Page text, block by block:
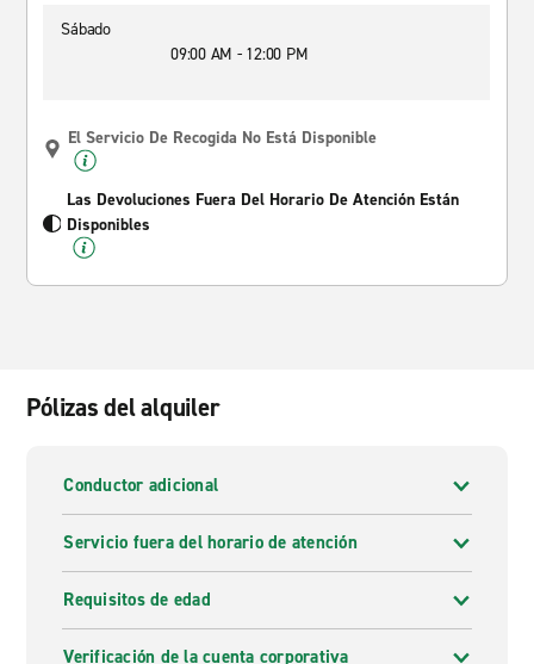
Sábado
09:00 AM - 12:00 PM
El Servicio De Recogida No Está Disponible
Las Devoluciones Fuera Del Horario De Atención Están
Disponibles
Pólizas del alquiler
Conductor adicional
Servicio fuera del horario de atención
Requisitos de edad
Verificación de la cuenta corporativa